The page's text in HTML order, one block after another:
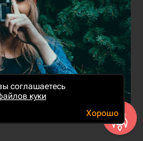
соглашаетесь
куки
Хорошо